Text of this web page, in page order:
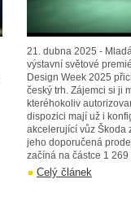
21. dubna 2025 -
výstavní světové
Design Week 2025
český trh. Zájemci si ji
kteréhokoliv
dispozici mají už i
akcelerující vůz Škoda
jeho doporučená
začíná na částce 1
Celý článek